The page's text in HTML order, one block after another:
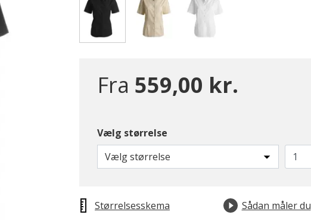
Fra 559,00 kr.
Vælg størrelse
Vælg størrelse
Størrelsesskema Sådan måler du